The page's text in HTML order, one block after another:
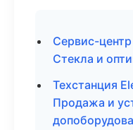
Сервис-
Стекла и
Техстанция
Продажа и